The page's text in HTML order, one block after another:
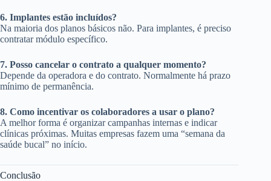
6. Implantes estão incluídos?
Na maioria dos planos básicos não. Para implantes, é preciso
contratar módulo específico.
7. Posso cancelar o contrato a qualquer momento?
Depende da operadora e do contrato. Normalmente há prazo
mínimo de permanência.
8. Como incentivar os colaboradores a usar o plano?
A melhor forma é organizar campanhas internas e indicar
clínicas próximas. Muitas empresas fazem uma “semana da
saúde bucal” no início.
Conclusão